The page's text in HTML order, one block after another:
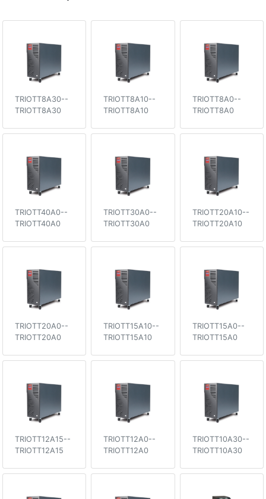
TRIOTT8A30--
TRIOTT8A30
TRIOTT8A10--
TRIOTT8A10
TRIOTT8A0--
TRIOTT8A0
TRIOTT40A0--
TRIOTT40A0
TRIOTT30A0--
TRIOTT30A0
TRIOTT20A10--
TRIOTT20A10
TRIOTT20A0--
TRIOTT20A0
TRIOTT15A10--
TRIOTT15A10
TRIOTT15A0--
TRIOTT15A0
TRIOTT12A15--
TRIOTT12A15
TRIOTT12A0--
TRIOTT12A0
TRIOTT10A30--
TRIOTT10A30